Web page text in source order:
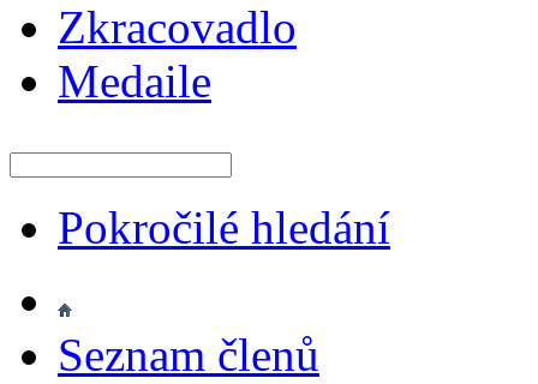
Zkracovadlo
Medaile
Pokročilé hledání
Seznam členů